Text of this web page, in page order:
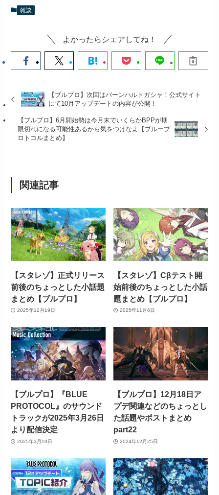
雑談
よかったらシェアしてね！
【ブルプロ】次回はバーンハルトガシャ！公式サイト
にて10月アップデートの内容が公開！
【ブルプロ】6月開始勢は今月末でいくらかBPPが期
限切れになる可能性あるから気をつけなよ【ブループ
ロトコルまとめ】
関連記事
【スタレゾ】正式リリース
前後のちょっとした小話題
まとめ【ブルプロ】
2025年12月19日
【スタレゾ】Cβテスト開
始前後のちょっとした小話
題まとめ【ブルプロ】
2025年11月6日
【ブルプロ】『BLUE
PROTOCOL』のサウンド
トラックが2025年3月26日
より配信決定
2025年3月19日
【ブルプロ】12月18日ア
プデ関連などのちょっとし
た話題やポストまとめ
part22
2024年12月25日